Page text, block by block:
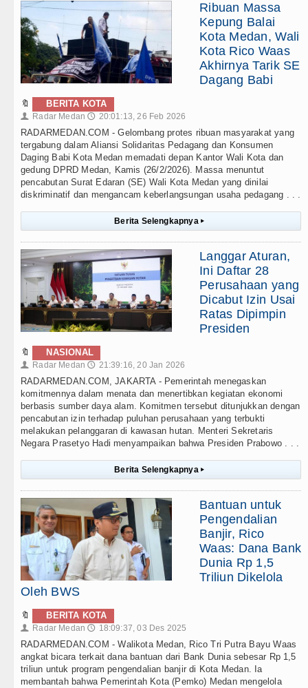
Ribuan Massa
Kepung Balai
Kota Medan, Wali
Kota Rico Waas
Akhirnya Tarik SE
Dagang Babi
🔖 BERITA KOTA
👤 Radar Medan 🕔 20:01:13, 26 Feb 2026
RADARMEDAN.COM - Gelombang protes ribuan masyarakat yang
tergabung dalam Aliansi Solidaritas Pedagang dan Konsumen
Daging Babi Kota Medan memadati depan Kantor Wali Kota dan
gedung DPRD Medan, Kamis (26/2/2026). Massa menuntut
pencabutan Surat Edaran (SE) Wali Kota Medan yang dinilai
diskriminatif dan mengancam keberlangsungan usaha pedagang . . .
Berita Selengkapnya ▸
Langgar Aturan,
Ini Daftar 28
Perusahaan yang
Dicabut Izin Usai
Ratas Dipimpin
Presiden
🔖 NASIONAL
👤 Radar Medan 🕔 21:39:16, 20 Jan 2026
RADARMEDAN.COM, JAKARTA - Pemerintah menegaskan
komitmennya dalam menata dan menertibkan kegiatan ekonomi
berbasis sumber daya alam. Komitmen tersebut ditunjukkan dengan
pencabutan izin terhadap puluhan perusahaan yang terbukti
melakukan pelanggaran di kawasan hutan. Menteri Sekretaris
Negara Prasetyo Hadi menyampaikan bahwa Presiden Prabowo . . .
Berita Selengkapnya ▸
Bantuan untuk
Pengendalian
Banjir, Rico
Waas: Dana Bank
Dunia Rp 1,5
Triliun Dikelola
Oleh BWS
🔖 BERITA KOTA
👤 Radar Medan 🕔 18:09:37, 03 Des 2025
RADARMEDAN.COM - Walikota Medan, Rico Tri Putra Bayu Waas
angkat bicara terkait dana bantuan dari Bank Dunia sebesar Rp 1,5
triliun untuk program pengendalian banjir di Kota Medan. Ia
membantah bahwa Pemerintah Kota (Pemko) Medan mengelola